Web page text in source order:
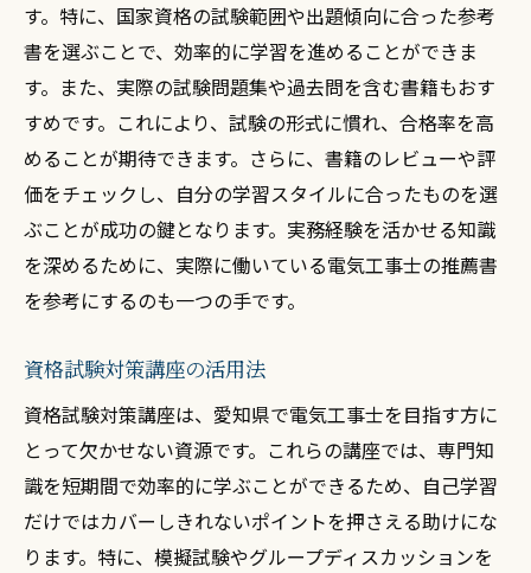
す。特に、国家資格の試験範囲や出題傾向に合った参考
書を選ぶことで、効率的に学習を進めることができま
す。また、実際の試験問題集や過去問を含む書籍もおす
すめです。これにより、試験の形式に慣れ、合格率を高
めることが期待できます。さらに、書籍のレビューや評
価をチェックし、自分の学習スタイルに合ったものを選
ぶことが成功の鍵となります。実務経験を活かせる知識
を深めるために、実際に働いている電気工事士の推薦書
を参考にするのも一つの手です。
資格試験対策講座の活用法
資格試験対策講座は、愛知県で電気工事士を目指す方に
とって欠かせない資源です。これらの講座では、専門知
識を短期間で効率的に学ぶことができるため、自己学習
だけではカバーしきれないポイントを押さえる助けにな
ります。特に、模擬試験やグループディスカッションを